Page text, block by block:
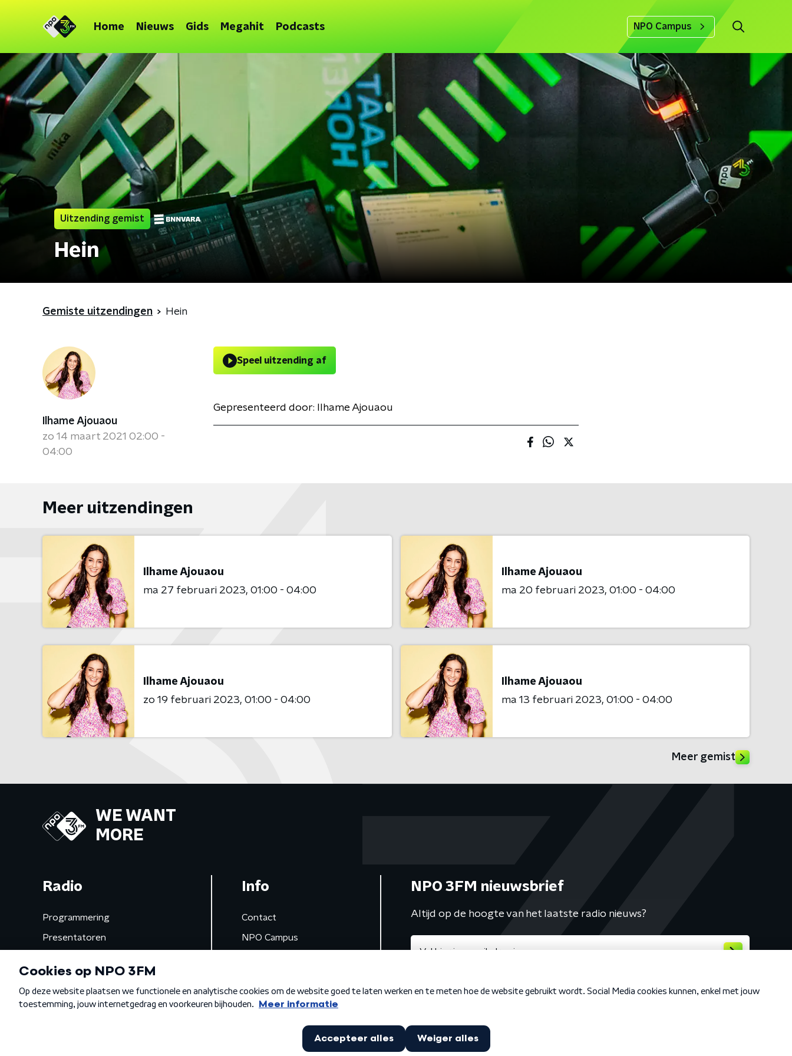
Home Nieuws Gids Megahit Podcasts NPO Campus
Uitzending gemist
Hein
Gemiste uitzendingen Hein
Ilhame Ajouaou
zo 14 maart 2021 02:00 -
04:00
Speel uitzending af
Gepresenteerd door: Ilhame Ajouaou
Meer uitzendingen
Ilhame Ajouaou
ma 27 februari 2023 01:00 - 04:00
Ilhame Ajouaou
ma 20 februari 2023 01:00 - 04:00
Ilhame Ajouaou
zo 19 februari 2023 01:00 - 04:00
Ilhame Ajouaou
ma 13 februari 2023 01:00 - 04:00
Meer gemist
WE WANT
MORE
Radio
Programmering
Presentatoren
Gemist
Info
Contact
NPO Campus
NPO 3FM nieuwsbrief
Altijd op de hoogte van het laatste radio nieuws?
Algemene voorwaarden Privacybeleid